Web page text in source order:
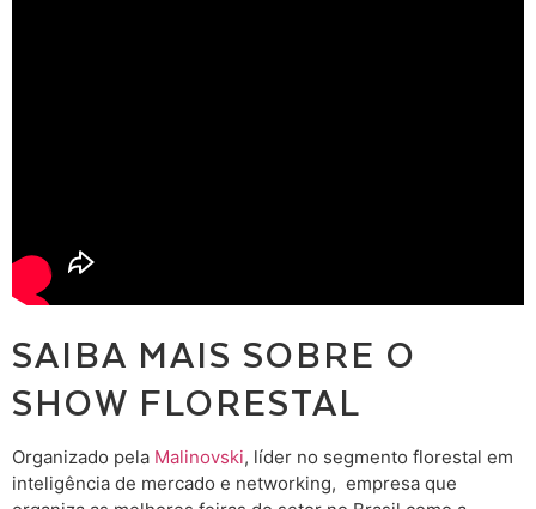
SAIBA MAIS SOBRE O
SHOW FLORESTAL
Organizado pela Malinovski, líder no segmento florestal em
inteligência de mercado e networking, empresa que